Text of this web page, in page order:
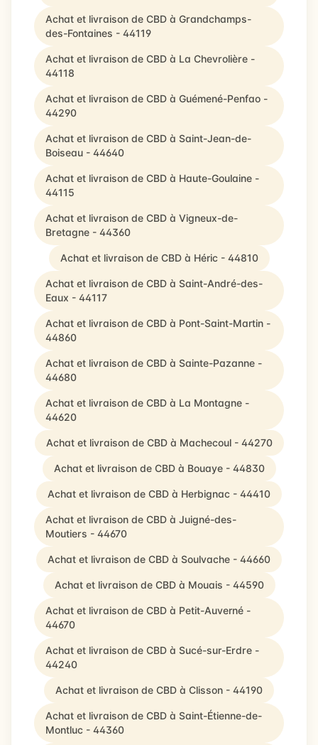
Achat et livraison de CBD à Grandchamps-
des-Fontaines - 44119
Achat et livraison de CBD à La Chevrolière -
44118
Achat et livraison de CBD à Guémené-Penfao -
44290
Achat et livraison de CBD à Saint-Jean-de-
Boiseau - 44640
Achat et livraison de CBD à Haute-Goulaine -
44115
Achat et livraison de CBD à Vigneux-de-
Bretagne - 44360
Achat et livraison de CBD à Héric - 44810
Achat et livraison de CBD à Saint-André-des-
Eaux - 44117
Achat et livraison de CBD à Pont-Saint-Martin -
44860
Achat et livraison de CBD à Sainte-Pazanne -
44680
Achat et livraison de CBD à La Montagne -
44620
Achat et livraison de CBD à Machecoul - 44270
Achat et livraison de CBD à Bouaye - 44830
Achat et livraison de CBD à Herbignac - 44410
Achat et livraison de CBD à Juigné-des-
Moutiers - 44670
Achat et livraison de CBD à Soulvache - 44660
Achat et livraison de CBD à Mouais - 44590
Achat et livraison de CBD à Petit-Auverné -
44670
Achat et livraison de CBD à Sucé-sur-Erdre -
44240
Achat et livraison de CBD à Clisson - 44190
Achat et livraison de CBD à Saint-Étienne-de-
Montluc - 44360